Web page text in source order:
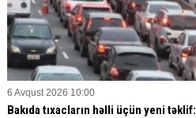
6 Avqust 2026 10:00
Bakıda tıxacların həlli üçün yeni təklif: